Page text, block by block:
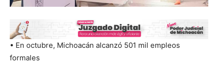
• En octubre, Michoacán alcanzó 501 mil empleos
formales